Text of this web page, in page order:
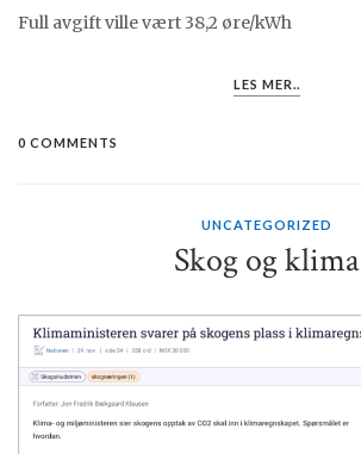
Full avgift ville vært 38,2 øre/kWh
LES MER..
0 COMMENTS
UNCATEGORIZED
Skog og klima